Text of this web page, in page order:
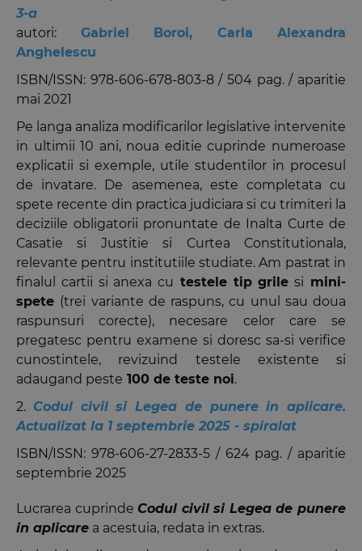
3-a
autori:
Gabriel Boroi, Carla Alexandra
Anghelescu
ISBN/ISSN: 978-606-678-803-8 / 504 pag. / aparitie
mai 2021
Pe langa analiza modificarilor legislative intervenite
in ultimii 10 ani, noua editie cuprinde numeroase
explicatii si exemple, utile studentilor in procesul
de invatare. De asemenea, este completata cu
spete recente din practica judiciara si cu trimiteri la
deciziile obligatorii pronuntate de Inalta Curte de
Casatie si Justitie si Curtea Constitutionala,
relevante pentru institutiile studiate. Am pastrat in
finalul cartii si anexa cu testele tip grile si mini-
spete (trei variante de raspuns, cu unul sau doua
raspunsuri corecte), necesare celor care se
pregatesc pentru examene si doresc sa-si verifice
cunostintele, revizuind testele existente si
adaugand peste 100 de teste noi.
2. Codul civil si Legea de punere in aplicare.
Actualizat la 1 septembrie 2025 - spiralat
ISBN/ISSN: 978-606-27-2833-5 / 624 pag. / aparitie
septembrie 2025
Lucrarea cuprinde Codul civil si Legea de punere
in aplicare a acestuia, redata in extras.